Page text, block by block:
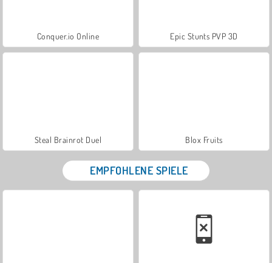
Conquer.io Online Epic Stunts PVP 3D
Steal Brainrot Duel Blox Fruits
EMPFOHLENE SPIELE